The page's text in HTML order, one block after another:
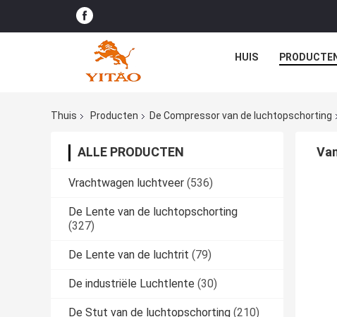
HUIS PRODUCTEN
Thuis Producten De Compressor van de luchtopschorting
ALLE PRODUCTEN
Vrachtwagen luchtveer (536)
De Lente van de luchtopschorting
(327)
De Lente van de luchtrit (79)
De industriële Luchtlente (30)
De Stut van de luchtopschorting (210)